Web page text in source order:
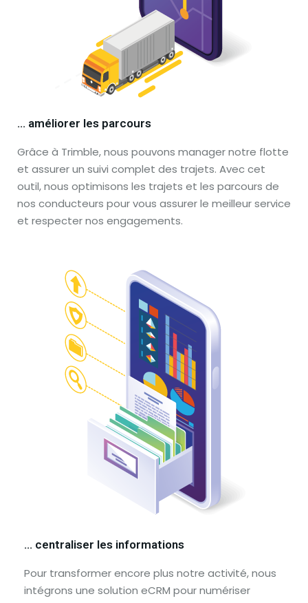
… améliorer les parcours
Grâce à Trimble, nous pouvons manager notre flotte
et assurer un suivi complet des trajets. Avec cet
outil, nous optimisons les trajets et les parcours de
nos conducteurs pour vous assurer le meilleur service
et respecter nos engagements.
… centraliser les informations
Pour transformer encore plus notre activité, nous
intégrons une solution eCRM pour numériser